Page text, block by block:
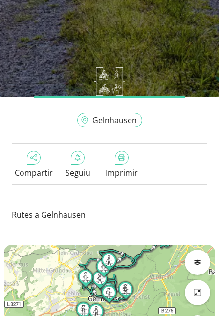
Gelnhausen
Compartir Seguiu Imprimir
Rutes a Gelnhausen